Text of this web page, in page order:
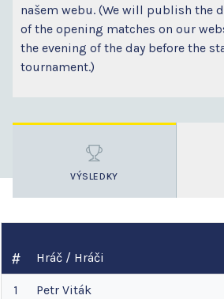
našem webu. (We will publish the
of the opening matches on our
the evening of the day before the
tournament.)
VÝSLEDKY
Hráč / Hráči
1 Petr Viták